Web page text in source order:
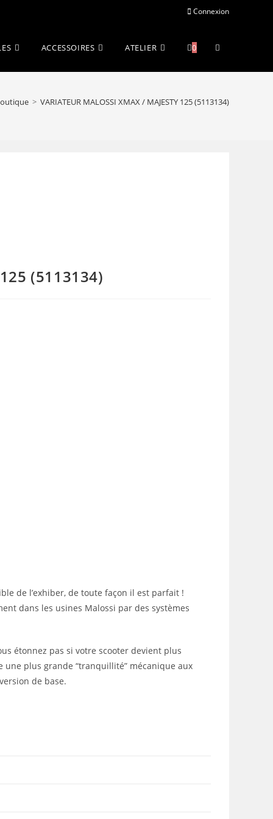
Connexion
ACCESSOIRES ATELIER 0 Toggle
> VARIATEUR MALOSSI XMAX / MAJESTY 125 (5113134)
125 (5113134)
de l’exhiber, de toute façon il est parfait !
dans les usines Malossi par des systèmes
étonnez pas si votre scooter devient plus
une plus grande “tranquillité” mécanique aux
de base.